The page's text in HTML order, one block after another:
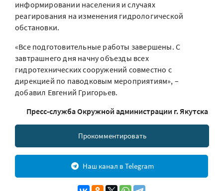
информировании населения и случаях
реагирования на изменения гидрологической
обстановки.
«Все подготовительные работы завершены. С
завтрашнего дня начну объезды всех
гидротехнических сооружений совместно с
дирекцией по паводковым мероприятиям», –
добавил Евгений Григорьев.
Пресс-служба Окружной администрации г. Якутска
Прокомментировать
Наш канал в Telegram